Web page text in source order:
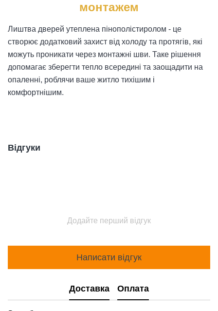
монтажем
Лиштва дверей утеплена пінополістиролом - це
створює додатковий захист від холоду та протягів, які
можуть проникати через монтажні шви. Таке рішення
допомагає зберегти тепло всередині та заощадити на
опаленні, роблячи ваше житло тихішим і
комфортнішим.
Відгуки
Додайте перший відгук
Написати відгук
Доставка Оплата